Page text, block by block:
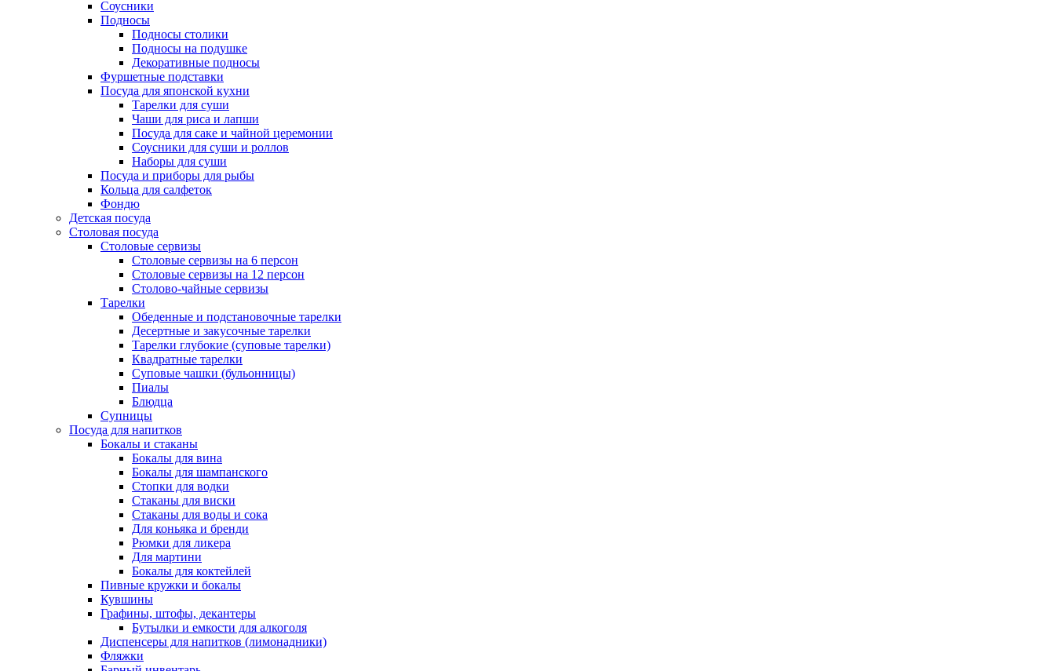
Соусники
Подносы
Подносы столики
Подносы на подушке
Декоративные подносы
Фуршетные подставки
Посуда для японской кухни
Тарелки для суши
Чаши для риса и лапши
Посуда для саке и чайной церемонии
Соусники для суши и роллов
Наборы для суши
Посуда и приборы для рыбы
Кольца для салфеток
Фондю
Детская посуда
Столовая посуда
Столовые сервизы
Столовые сервизы на 6 персон
Столовые сервизы на 12 персон
Столово-чайные сервизы
Тарелки
Обеденные и подстановочные тарелки
Десертные и закусочные тарелки
Тарелки глубокие (суповые тарелки)
Квадратные тарелки
Суповые чашки (бульонницы)
Пиалы
Блюдца
Супницы
Посуда для напитков
Бокалы и стаканы
Бокалы для вина
Бокалы для шампанского
Стопки для водки
Стаканы для виски
Стаканы для воды и сока
Для коньяка и бренди
Рюмки для ликера
Для мартини
Бокалы для коктейлей
Пивные кружки и бокалы
Кувшины
Графины, штофы, декантеры
Бутылки и емкости для алкоголя
Диспенсеры для напитков (лимонадники)
Фляжки